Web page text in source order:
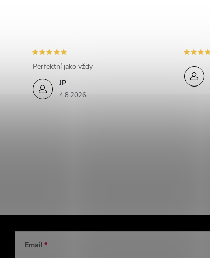
JP
4.8.2026
Perfektní jako vždy
Email